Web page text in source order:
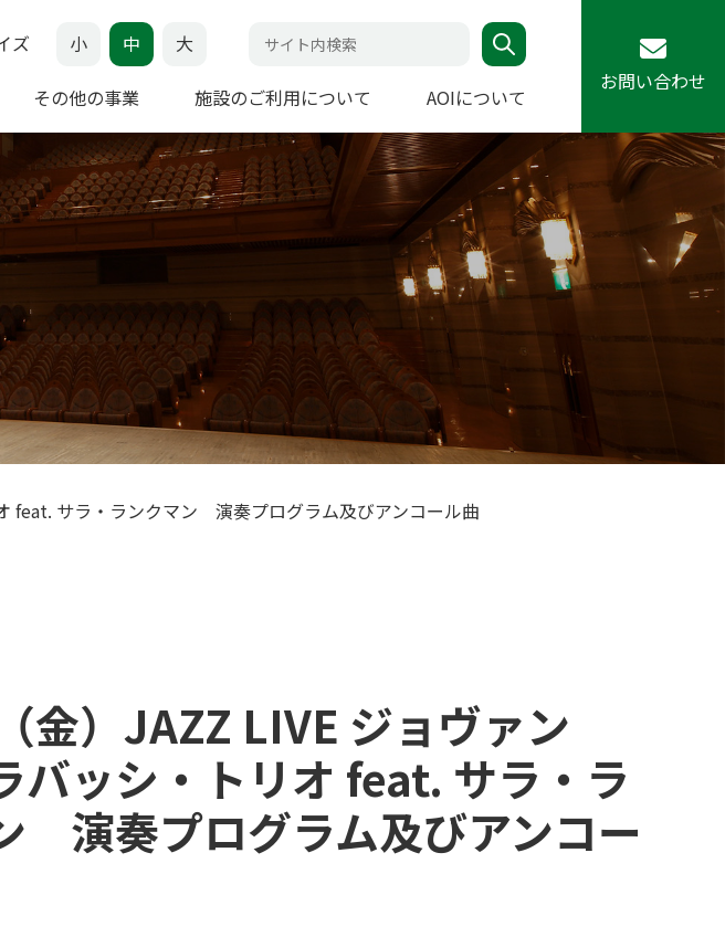
ズ 小 中 大
その他の事業 施設のご利用について AOIについて
お問い合わせ
feat. サラ・ランクマン 演奏プログラム及びアンコール曲
金）JAZZ LIVE ジョヴァン
バッシ・トリオ feat. サラ・ラ
演奏プログラム及びアンコー